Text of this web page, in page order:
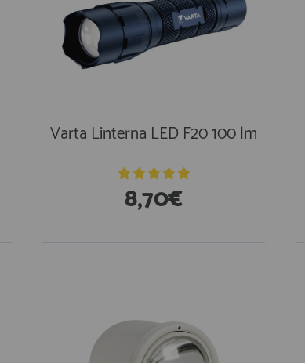
Varta Linterna LED F20 100 lm
8,70€